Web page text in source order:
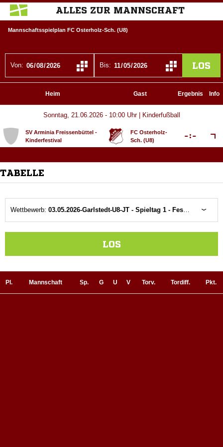
ALLES ZUR MANNSCHAFT
Mannschaftsspielplan FC Osterholz-Sch. (U8)
Von: Bis: LOS
Heim Gast Ergebnis Info
Sonntag, 21.06.2026 - 10:00 Uhr | Kinderfußball
SV Arminia Freissenbüttel -
Kinderfestival
FC Osterholz-
Sch. (U8)
:
TABELLE
Wettbewerb: 03.05.2026-Garlstedt-U8-JT - Spieltag 1 - Festival 1.1
LOS
Pl. Mannschaft Sp. G U V Torv. Tordiff. Pkt.